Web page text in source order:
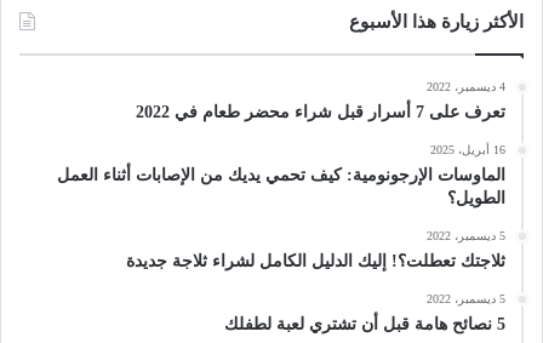
الأكثر زيارة هذا الأسبوع
4 ديسمبر، 2022
تعرف على 7 أسرار قبل شراء محضر طعام في 2022
16 أبريل، 2025
الماوسات الإرجونومية: كيف تحمي يديك من الإصابات أثناء العمل
الطويل؟
5 ديسمبر، 2022
ثلاجتك تعطلت؟! إليك الدليل الكامل لشراء ثلاجة جديدة
5 ديسمبر، 2022
5 نصائح هامة قبل أن تشتري لعبة لطفلك